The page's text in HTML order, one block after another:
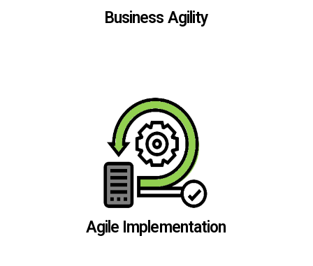
Business Agility
Business Agility
Agile Implementation
Agile Implementation